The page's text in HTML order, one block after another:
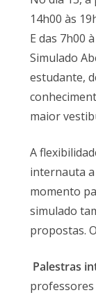
14h00 às
E das 7h00
Simulado
estudante,
maior
A
internauta
momento
simulado
propostas.
Palestras
professores